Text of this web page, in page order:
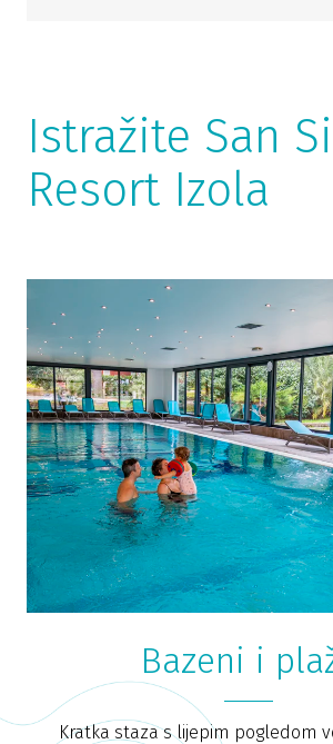
Istražite San
Resort Izola
Bazeni i
Kratka staza s lijepim pogledom